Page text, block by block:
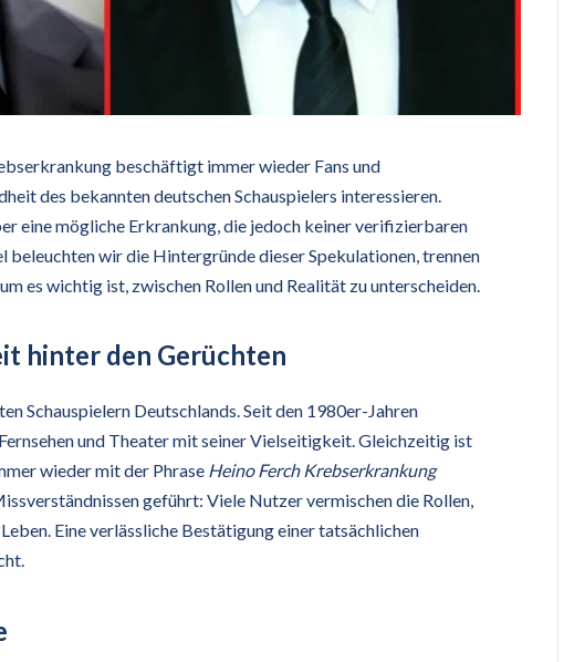
beschäftigt immer wieder Fans und
des bekannten deutschen Schauspielers interessieren.
eine mögliche Erkrankung, die jedoch keiner verifizierbaren
beleuchten wir die Hintergründe dieser Spekulationen, trennen
es wichtig ist, zwischen Rollen und Realität zu unterscheiden.
hinter den Gerüchten
Schauspielern Deutschlands. Seit den 1980er-Jahren
und Theater mit seiner Vielseitigkeit. Gleichzeitig ist
wieder mit der Phrase Heino Ferch Krebserkrankung
geführt: Viele Nutzer vermischen die Rollen,
Eine verlässliche Bestätigung einer tatsächlichen